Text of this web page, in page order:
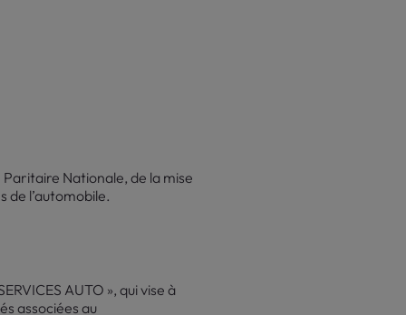
Nationale, de la mise
l’automobile.
AUTO », qui vise à
associées au